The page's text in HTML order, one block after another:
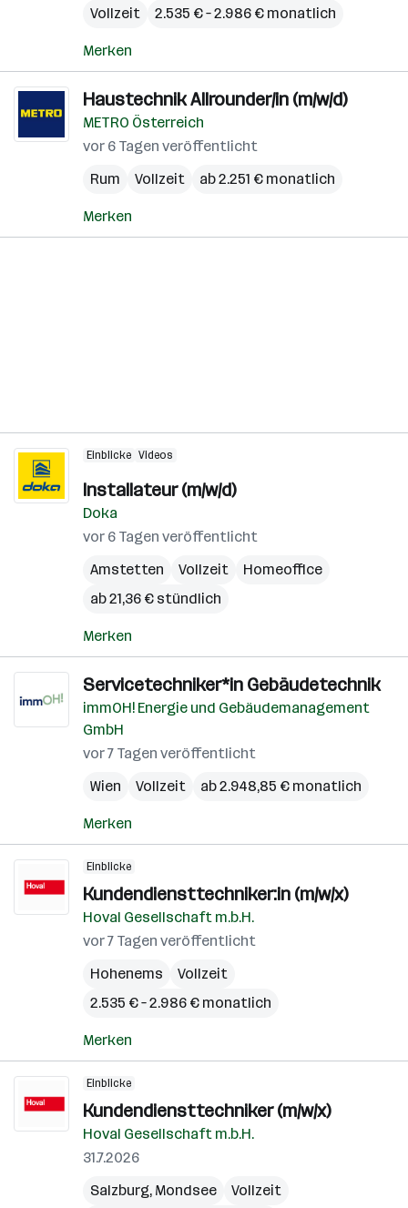
Vollzeit 2.535 € – 2.986 € monatlich
Merken
Haustechnik Allrounder/in (m/w/d)
METRO Österreich
vor 6 Tagen veröffentlicht
Rum
Vollzeit ab 2.251 € monatlich
Merken
Einblicke Videos
Installateur (m/w/d)
Doka
vor 6 Tagen veröffentlicht
Amstetten
Vollzeit
Homeoffice
ab 21,36 € stündlich
Merken
Servicetechniker*in Gebäudetechnik
immOH! Energie und Gebäudemanagement
GmbH
vor 7 Tagen veröffentlicht
Wien
Vollzeit ab 2.948,85 € monatlich
Merken
Einblicke
Kundendiensttechniker:in (m/w/x)
Hoval Gesellschaft m.b.H.
vor 7 Tagen veröffentlicht
Hohenems
Vollzeit
2.535 € – 2.986 € monatlich
Merken
Einblicke
Kundendiensttechniker (m/w/x)
Hoval Gesellschaft m.b.H.
31.7.2026
Salzburg, Mondsee
Vollzeit